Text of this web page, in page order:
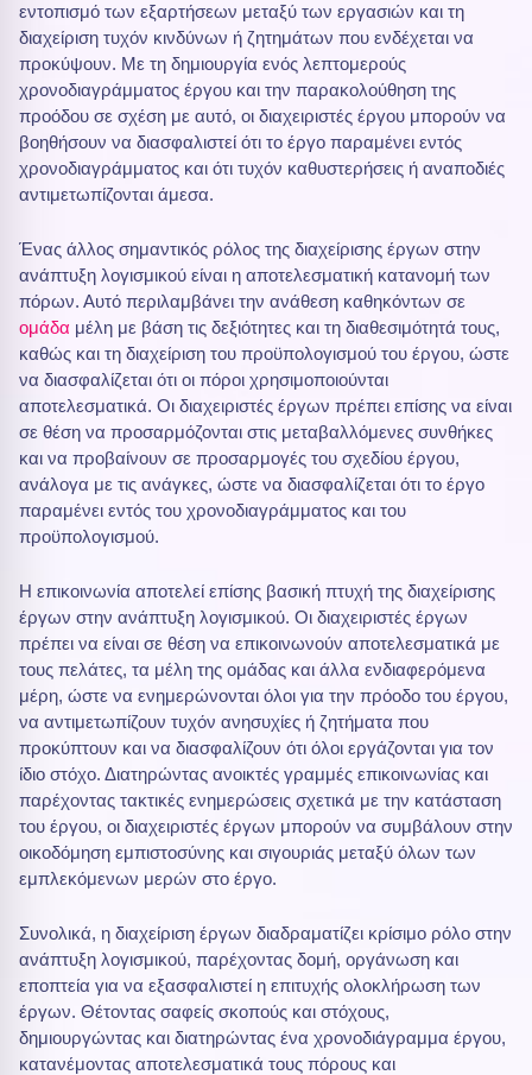
εντοπισμό των εξαρτήσεων μεταξύ των εργασιών και τη
διαχείριση τυχόν κινδύνων ή ζητημάτων που ενδέχεται να
προκύψουν. Με τη δημιουργία ενός λεπτομερούς
χρονοδιαγράμματος έργου και την παρακολούθηση της
προόδου σε σχέση με αυτό, οι διαχειριστές έργου μπορούν να
βοηθήσουν να διασφαλιστεί ότι το έργο παραμένει εντός
χρονοδιαγράμματος και ότι τυχόν καθυστερήσεις ή αναποδιές
αντιμετωπίζονται άμεσα.
Ένας άλλος σημαντικός ρόλος της διαχείρισης έργων στην
ανάπτυξη λογισμικού είναι η αποτελεσματική κατανομή των
πόρων. Αυτό περιλαμβάνει την ανάθεση καθηκόντων σε
ομάδα μέλη με βάση τις δεξιότητες και τη διαθεσιμότητά τους,
καθώς και τη διαχείριση του προϋπολογισμού του έργου, ώστε
να διασφαλίζεται ότι οι πόροι χρησιμοποιούνται
αποτελεσματικά. Οι διαχειριστές έργων πρέπει επίσης να είναι
σε θέση να προσαρμόζονται στις μεταβαλλόμενες συνθήκες
και να προβαίνουν σε προσαρμογές του σχεδίου έργου,
ανάλογα με τις ανάγκες, ώστε να διασφαλίζεται ότι το έργο
παραμένει εντός του χρονοδιαγράμματος και του
προϋπολογισμού.
Η επικοινωνία αποτελεί επίσης βασική πτυχή της διαχείρισης
έργων στην ανάπτυξη λογισμικού. Οι διαχειριστές έργων
πρέπει να είναι σε θέση να επικοινωνούν αποτελεσματικά με
τους πελάτες, τα μέλη της ομάδας και άλλα ενδιαφερόμενα
μέρη, ώστε να ενημερώνονται όλοι για την πρόοδο του έργου,
να αντιμετωπίζουν τυχόν ανησυχίες ή ζητήματα που
προκύπτουν και να διασφαλίζουν ότι όλοι εργάζονται για τον
ίδιο στόχο. Διατηρώντας ανοικτές γραμμές επικοινωνίας και
παρέχοντας τακτικές ενημερώσεις σχετικά με την κατάσταση
του έργου, οι διαχειριστές έργων μπορούν να συμβάλουν στην
οικοδόμηση εμπιστοσύνης και σιγουριάς μεταξύ όλων των
εμπλεκόμενων μερών στο έργο.
Συνολικά, η διαχείριση έργων διαδραματίζει κρίσιμο ρόλο στην
ανάπτυξη λογισμικού, παρέχοντας δομή, οργάνωση και
εποπτεία για να εξασφαλιστεί η επιτυχής ολοκλήρωση των
έργων. Θέτοντας σαφείς σκοπούς και στόχους,
δημιουργώντας και διατηρώντας ένα χρονοδιάγραμμα έργου,
κατανέμοντας αποτελεσματικά τους πόρους και